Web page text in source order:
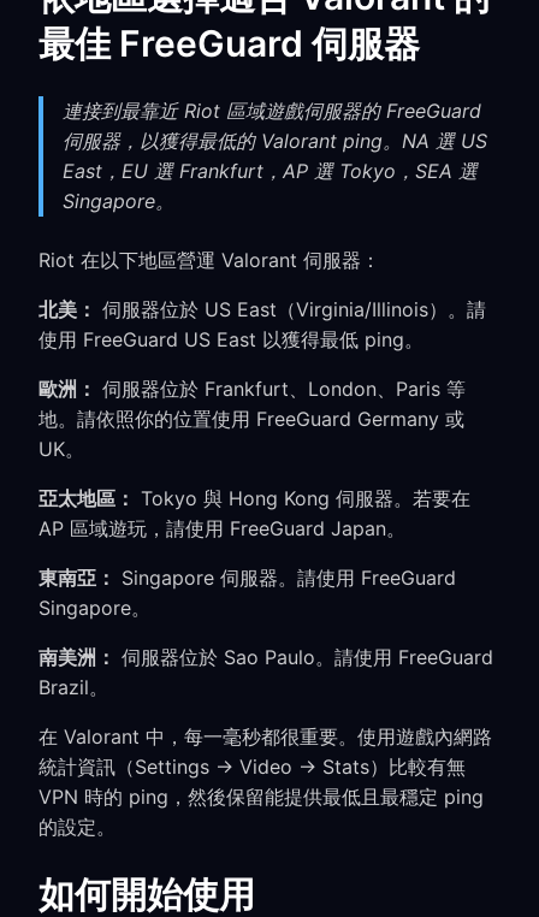
最佳 FreeGuard 伺服器
連接到最靠近 Riot 區域遊戲伺服器的 FreeGuard
伺服器，以獲得最低的 Valorant ping。NA 選 US
East，EU 選 Frankfurt，AP 選 Tokyo，SEA 選
Singapore。
Riot 在以下地區營運 Valorant 伺服器：
北美： 伺服器位於 US East（Virginia/Illinois）。請
使用 FreeGuard US East 以獲得最低 ping。
歐洲： 伺服器位於 Frankfurt、London、Paris 等
地。請依照你的位置使用 FreeGuard Germany 或
UK。
亞太地區： Tokyo 與 Hong Kong 伺服器。若要在
AP 區域遊玩，請使用 FreeGuard Japan。
東南亞： Singapore 伺服器。請使用 FreeGuard
Singapore。
南美洲： 伺服器位於 Sao Paulo。請使用 FreeGuard
Brazil。
在 Valorant 中，每一毫秒都很重要。使用遊戲內網路
統計資訊（Settings → Video → Stats）比較有無
VPN 時的 ping，然後保留能提供最低且最穩定 ping
的設定。
如何開始使用